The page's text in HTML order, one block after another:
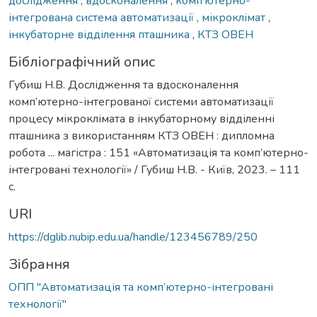
інтегрована система автоматизації, мікроклімат,
інкубаторне відділення пташника , КТЗ ОВЕН
Бібліографічний опис
Губиш Н.В. Дослідження та вдосконалення
комп’ютерно-інтегрованої системи автоматизації
процесу мікроклімата в інкубаторному відділенні
пташника з використанням КТЗ ОВЕН : дипломна
робота ... магістра : 151 «Автоматизація та комп’ютерно-
інтегровані технології» / Губиш Н.В. - Київ, 2023. – 111
с.
URI
https://dglib.nubip.edu.ua/handle/123456789/250
Зібрання
ОПП "Автоматизація та комп’ютерно-інтегровані
технології"